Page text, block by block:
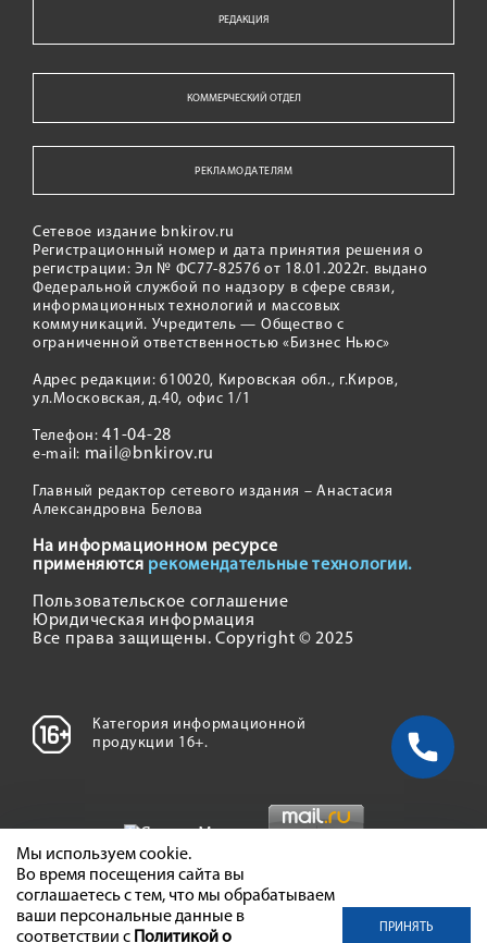
РЕДАКЦИЯ
КОММЕРЧЕСКИЙ ОТДЕЛ
РЕКЛАМОДАТЕЛЯМ
Сетевое издание bnkirov.ru
Регистрационный номер и дата принятия решения о
регистрации: Эл № ФС77-82576 от 18.01.2022г. выдано
Федеральной службой по надзору в сфере связи,
информационных технологий и массовых
коммуникаций. Учредитель — Общество с
ограниченной ответственностью «Бизнес Ньюс»
Адрес редакции: 610020, Кировская обл., г.Киров,
ул.Московская, д.40, офис 1/1
Телефон:41-04-28
e-mail: mail@bnkirov.ru
Главный редактор сетевого издания – Анастасия
Александровна Белова
На информационном ресурсе
применяются рекомендательные технологии.
Пользовательское соглашение
Юридическая информация
Все права защищены. Copyright © 2025
Категория информационной
продукции 16+.
Мы используем cookie.
Во время посещения сайта вы
соглашаетесь с тем, что мы обрабатываем
ваши персональные данные в
соответствии с Политикой о
ПРИНЯТЬ